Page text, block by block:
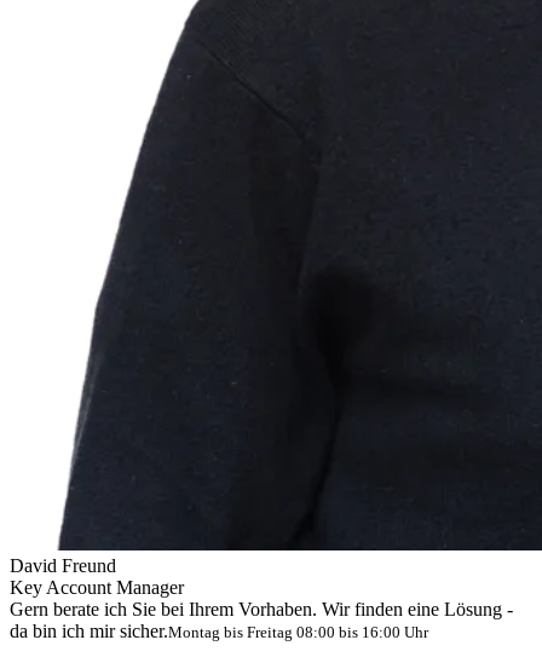
David Freund
Key Account Manager
Gern berate ich Sie bei Ihrem Vorhaben. Wir finden eine Lösung -
da bin ich mir sicher.Montag bis Freitag 08:00 bis 16:00 Uhr